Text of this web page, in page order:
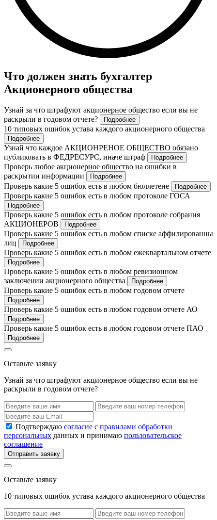
Что должен знать бухгалтер
Акционерного общества
Узнай за что штрафуют акционерное общество если вы не
раскрыли в годовом отчете?
Подробнее
10 типовых ошибок устава каждого акционерного общества
Подробнее
Узнай что каждое АКЦИОНРЕНОЕ ОБЩЕСТВО обязано
публиковать в ФЕДРЕСУРС, иначе штраф
Подробнее
Проверь любое акционерное общество на ошибки в
раскрытии информации
Подробнее
Проверь какие 5 ошибок есть в любом бюллетене Подробнее
Проверь какие 5 ошибок есть в любом протоколе ГОСА
Подробнее
Проверь какие 5 ошибок есть в любом протоколе собрания
АКЦИОНЕРОВ
Подробнее
Проверь какие 5 ошибок есть в любом списке аффилированны
лиц
Подробнее
Проверь какие 5 ошибок есть в любом ежеквартальном отчете
Подробнее
Проверь какие 5 ошибок есть в любом ревизионном
заключении акционерного общества
Подробнее
Проверь какие 5 ошибок есть в любом годовом отчете
Подробнее
Проверь какие 5 ошибок есть в любом годовом отчете АО
Подробнее
Проверь какие 5 ошибок есть в любом годовом отчете ПАО
Подробнее
Оставьте заявку
Узнай за что штрафуют акционерное общество если вы не
раскрыли в годовом отчете?
Подтверждаю согласие с правилами обработки
персональных данных и принимаю пользовательское
соглашение
Отправить заявку
Оставьте заявку
10 типовых ошибок устава каждого акционерного общества